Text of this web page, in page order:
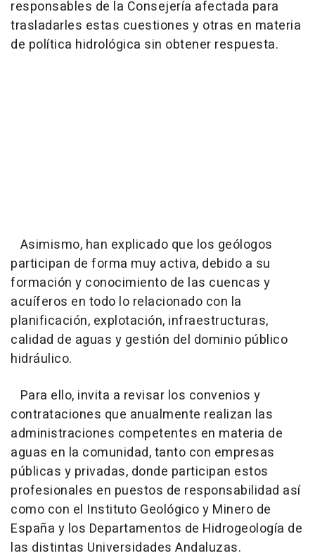
responsables de la Consejería afectada para
trasladarles estas cuestiones y otras en materia
de política hidrológica sin obtener respuesta.
Asimismo, han explicado que los geólogos
participan de forma muy activa, debido a su
formación y conocimiento de las cuencas y
acuíferos en todo lo relacionado con la
planificación, explotación, infraestructuras,
calidad de aguas y gestión del dominio público
hidráulico.
Para ello, invita a revisar los convenios y
contrataciones que anualmente realizan las
administraciones competentes en materia de
aguas en la comunidad, tanto con empresas
públicas y privadas, donde participan estos
profesionales en puestos de responsabilidad así
como con el Instituto Geológico y Minero de
España y los Departamentos de Hidrogeología de
las distintas Universidades Andaluzas.